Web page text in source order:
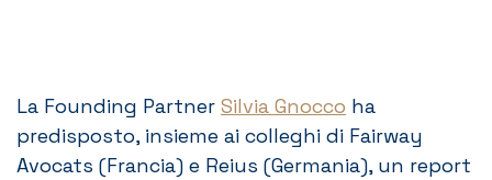
La Founding Partner Silvia Gnocco ha
predisposto, insieme ai colleghi di Fairway
Avocats (Francia) e Reius (Germania), un report